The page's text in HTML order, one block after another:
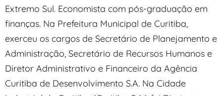
Extremo Sul. Economista com pós-graduação em
finanças. Na Prefeitura Municipal de Curitiba,
exerceu os cargos de Secretário de Planejamento e
Administração, Secretário de Recursos Humanos e
Diretor Administrativo e Financeiro da Agência
Curitiba de Desenvolvimento S.A. Na Cidade